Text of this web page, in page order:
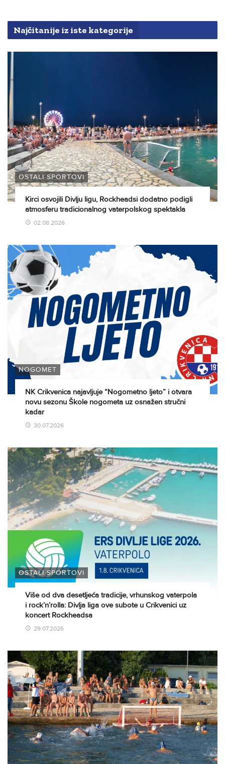
Najčitanije iz iste kategorije
OSTALI SPORTOVI
Kirci osvojili Divlju ligu, Rockheadsi dodatno podigli
atmosferu tradicionalnog vaterpolskog spektakla
02.08.2026
NOGOMET
NK Crikvenica najavljuje “Nogometno ljeto” i otvara
novu sezonu Škole nogometa uz osnažen stručni
kadar
30.07.2026
OSTALI SPORTOVI
Više od dva desetljeća tradicije, vrhunskog vaterpola
i rock’n’rolla: Divlja liga ove subote u Crikvenici uz
koncert Rockheadsa
29.07.2026